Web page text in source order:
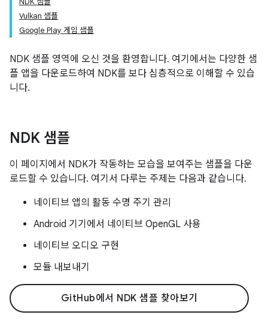
Vulkan 샘플
Google Play 게임 샘플
NDK 샘플 영역에 오신 것을 환영합니다. 여기에서는 다양한 샘
플 앱을 다운로드하여 NDK를 보다 심층적으로 이해할 수 있습
니다.
NDK 샘플
이 페이지에서 NDK가 작동하는 모습을 보여주는 샘플을 다운
로드할 수 있습니다. 여기서 다루는 주제는 다음과 같습니다.
네이티브 앱의 활동 수명 주기 관리
Android 기기에서 네이티브 OpenGL 사용
네이티브 오디오 구현
모듈 내보내기
GitHub에서 NDK 샘플 찾아보기